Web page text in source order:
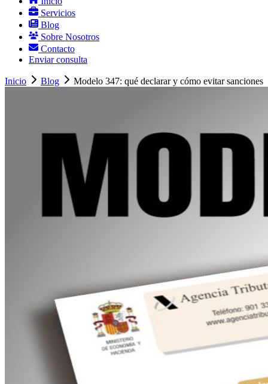
Servicios
Blog
Sobre Nosotros
Contacto
Enviar consulta
Inicio Blog Modelo 347: qué declarar y cómo evitar sanciones